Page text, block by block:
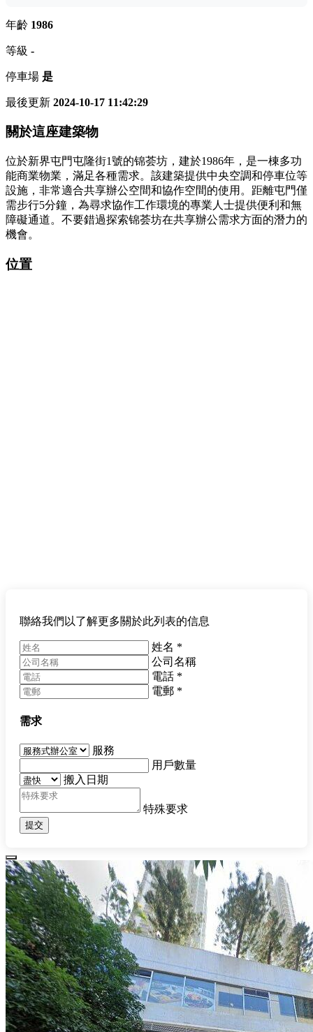
年齡 1986
等級 -
停車場 是
最後更新 2024-10-17 11:42:29
關於這座建築物
位於新界屯門屯隆街1號的锦荟坊，建於1986年，是一棟多功
能商業物業，滿足各種需求。該建築提供中央空調和停車位等
設施，非常適合共享辦公空間和協作空間的使用。距離屯門僅
需步行5分鐘，為尋求協作工作環境的專業人士提供便利和無
障礙通道。不要錯過探索锦荟坊在共享辦公需求方面的潛力的
機會。
位置
聯絡我們以了解更多關於此列表的信息
姓名 *
公司名稱
電話 *
電郵 *
需求
服務
用戶數量
搬入日期
特殊要求
提交